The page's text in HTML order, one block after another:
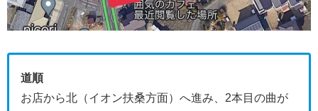
道順
お店から北（イオン扶桑方面）へ進み、2本目の曲が